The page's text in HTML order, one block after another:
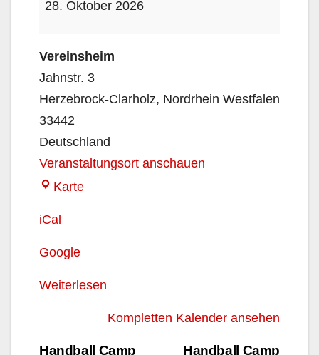
28. Oktober 2026
Vereinsheim
Jahnstr. 3
Herzebrock-Clarholz, Nordrhein Westfalen
33442
Deutschland
Veranstaltungsort anschauen
KarteVereinsheim
iCal
Google
Weiterlesen
Kompletten Kalender ansehen
Handball Camp
Handball Camp